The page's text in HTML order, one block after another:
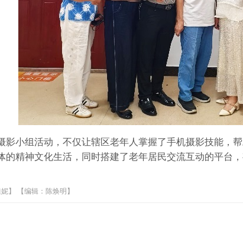
影小组活动，不仅让辖区老年人掌握了手机摄影技能，
的精神文化生活，同时搭建了老年居民交流互动的平台
】 【编辑：陈焕明】